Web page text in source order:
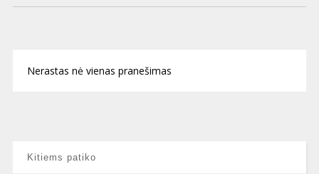
Nerastas nė vienas pranešimas
Kitiems patiko